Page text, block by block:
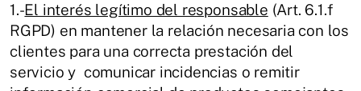
1.-El interés legítimo del responsable (Art. 6.1.f
RGPD) en mantener la relación necesaria con los
clientes para una correcta prestación del
servicio y comunicar incidencias o remitir